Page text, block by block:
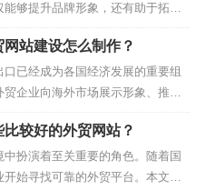
因此持续学习和改进是至
解竞争对手的策略，并不断
够提升品牌形象，还有助于拓展
的过程中，我们应该如何去做
外贸网站之前，公司需要制定一
盖网站的目标受众、...
站建设怎么制作？
已经成为各国经济发展的重要组
企业向海外市场展示形象、推广
，如何建设一个优秀的外贸出口
建设的方法和制作过程。一、明
贸出口网站的目的。...
较好的外贸网站？
扮演着至关重要的角色。随着国
始寻找可靠的外贸平台。本文将